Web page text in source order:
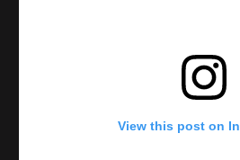
View this post on